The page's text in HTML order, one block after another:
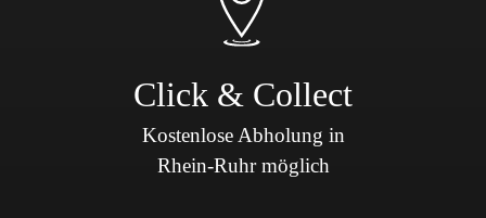
Click & Collect
Kostenlose Abholung in
Rhein-Ruhr möglich